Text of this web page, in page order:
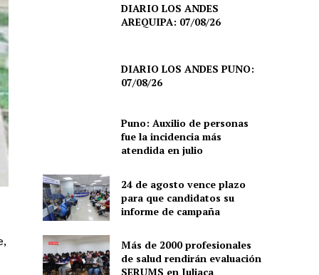
DIARIO LOS ANDES
AREQUIPA: 07/08/26
DIARIO LOS ANDES PUNO:
07/08/26
Puno: Auxilio de personas
fue la incidencia más
atendida en julio
24 de agosto vence plazo
para que candidatos su
informe de campaña
Más de 2000 profesionales
de salud rendirán evaluación
SERUMS en Juliaca